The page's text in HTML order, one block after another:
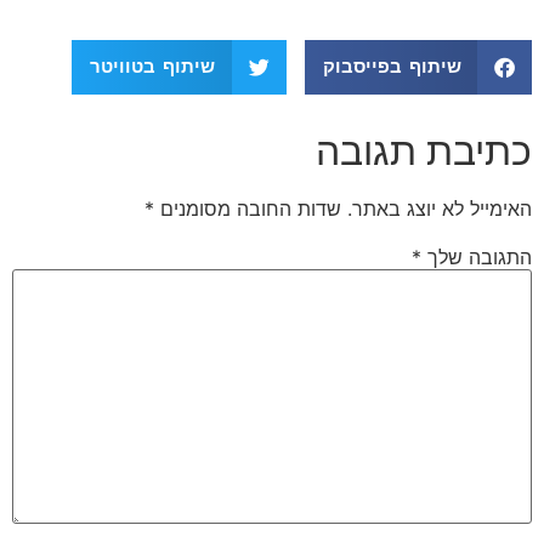
שיתוף בפייסבוק שיתוף בטוויטר
כתיבת תגובה
האימייל לא יוצג באתר. שדות החובה מסומנים *
התגובה שלך *